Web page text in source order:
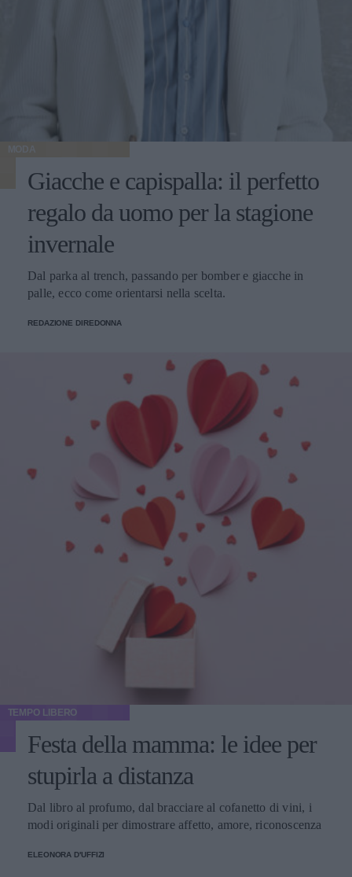
MODA
Giacche e capispalla: il perfetto
regalo da uomo per la stagione
invernale
Dal parka al trench, passando per bomber e giacche in
palle, ecco come orientarsi nella scelta.
REDAZIONE DIREDONNA
TEMPO LIBERO
Festa della mamma: le idee per
stupirla a distanza
Dal libro al profumo, dal bracciare al cofanetto di vini, i
modi originali per dimostrare affetto, amore, riconoscenza
ELEONORA D'UFFIZI